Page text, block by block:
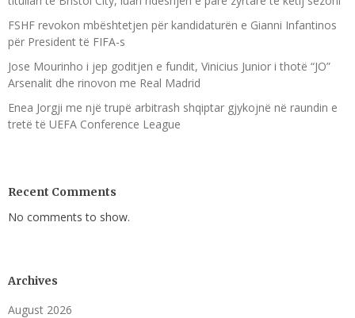
FSHF revokon mbështetjen për kandidaturën e Gianni Infantinos
për President të FIFA-s
Jose Mourinho i jep goditjen e fundit, Vinicius Junior i thotë “JO”
Arsenalit dhe rinovon me Real Madrid
Enea Jorgji me një trupë arbitrash shqiptar gjykojnë në raundin e
tretë të UEFA Conference League
Recent Comments
No comments to show.
Archives
August 2026